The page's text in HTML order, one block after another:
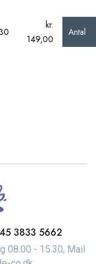
kr.
149,00
Antal
3833 5662
08.00 - 15.30, Mail